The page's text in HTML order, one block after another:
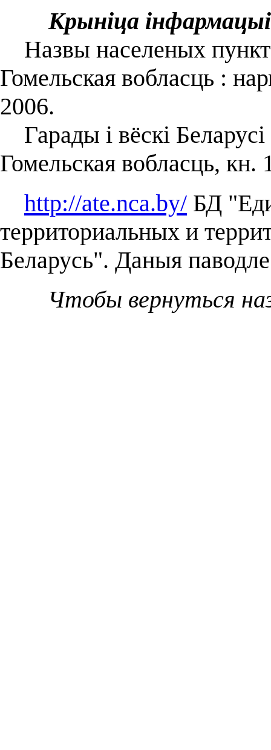
Крыніца інфармацыі
Назвы населеных
Гомельская вобласць :
2006.
Гарады і вёскі
Гомельская вобласць,
http://ate.nca.by/ БД
территориальных и
Беларусь". Даныя
Чтобы вернуться